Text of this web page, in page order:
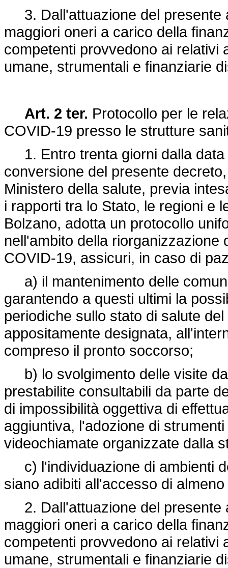
3. Dall'attuazione del presente
maggiori oneri a carico della
competenti provvedono ai relativi
umane, strumentali e finanziarie
Art. 2 ter. Protocollo per le
COVID-19 presso le strutture
1. Entro trenta giorni dalla data
conversione del presente
Ministero della salute, previa
i rapporti tra lo Stato, le regioni e
Bolzano, adotta un protocollo
nell'ambito della
COVID-19, assicuri, in caso di
a) il mantenimento delle
garantendo a questi ultimi la
periodiche sullo stato di salute
appositamente designata,
compreso il pronto soccorso;
b) lo svolgimento delle visite
prestabilite consultabili da parte
di impossibilità oggettiva di
aggiuntiva, l'adozione di
videochiamate organizzate dalla
c) l'individuazione di ambienti
siano adibiti all'accesso di
2. Dall'attuazione del presente
maggiori oneri a carico della
competenti provvedono ai relativi
umane, strumentali e finanziarie